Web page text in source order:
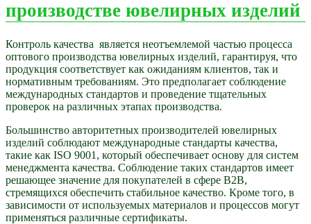
производстве ювелирных изделий
Контроль качества является неотъемлемой частью процесса
оптового производства ювелирных изделий, гарантируя, что
продукция соответствует как ожиданиям клиентов, так и
нормативным требованиям. Это предполагает соблюдение
международных стандартов и проведение тщательных
проверок на различных этапах производства.
Большинство авторитетных производителей ювелирных
изделий соблюдают международные стандарты качества,
такие как ISO 9001, который обеспечивает основу для систем
менеджмента качества. Соблюдение таких стандартов имеет
решающее значение для покупателей в сфере B2B,
стремящихся обеспечить стабильное качество. Кроме того, в
зависимости от используемых материалов и процессов могут
применяться различные сертификаты.